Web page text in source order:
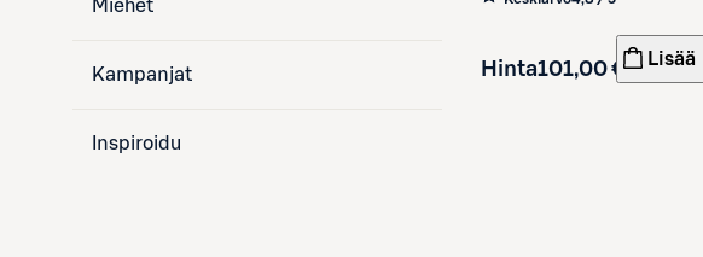
Miehet
Kampanjat
Inspiroidu
Hinta101,00 € Lisää